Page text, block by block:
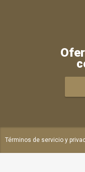
Términos de servicio y